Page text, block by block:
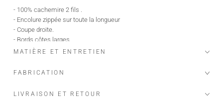
- 100% cachemire 2 fils .
- Encolure zippée sur toute la longueur
- Coupe droite.
- Bords côtes larges.
- Certifié Oeko-tex, GOTS
fermes bio et écologiques, qui produisent le plus beau et fin des
Le mannequin mesure 1m91 et porte une taille M.
MATIÈRE ET ENTRETIEN
FABRICATION
LIVRAISON ET RETOUR